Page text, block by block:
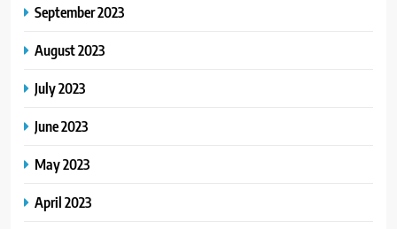
September 2023
August 2023
July 2023
June 2023
May 2023
April 2023